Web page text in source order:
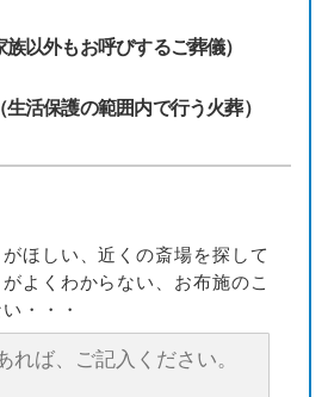
以外もお呼びするご葬儀）
活保護の範囲内で行う火葬）
ほしい、近くの斎場を探して
よくわからない、お布施のこ
・・・